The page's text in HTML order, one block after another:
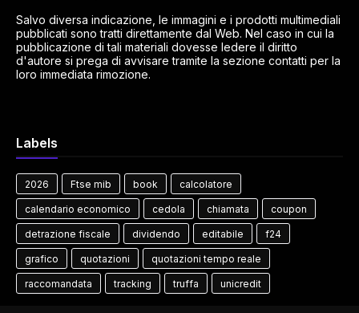
Salvo diversa indicazione, le immagini e i prodotti multimediali
pubblicati sono tratti direttamente dal Web. Nel caso in cui la
pubblicazione di tali materiali dovesse ledere il diritto
d'autore si prega di avvisare tramite la sezione contatti per la
loro immediata rimozione.
Labels
2026 Ftse mib book calcolatore
calendario economico cedola chiamata coupon
detrazione fiscale dividendo editabile f24
grafico quotazioni quotazioni tempo reale
raccomandata tracking truffa unicredit